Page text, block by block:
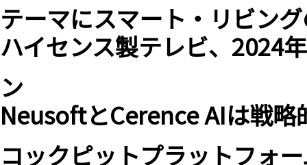
テーマにスマート・リビン
ハイセンス製テレビ、2024
ン
NeusoftとCerence AIは戦
コックピットプラットフォ